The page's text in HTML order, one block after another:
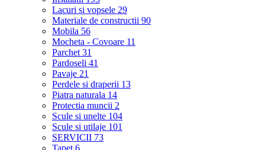
Lacuri si vopsele 29
Materiale de constructii 90
Mobila 56
Mocheta - Covoare 11
Parchet 31
Pardoseli 41
Pavaje 21
Perdele si draperii 13
Piatra naturala 14
Protectia muncii 2
Scule si unelte 104
Scule si utilaje 101
SERVICII 73
Tapet 6